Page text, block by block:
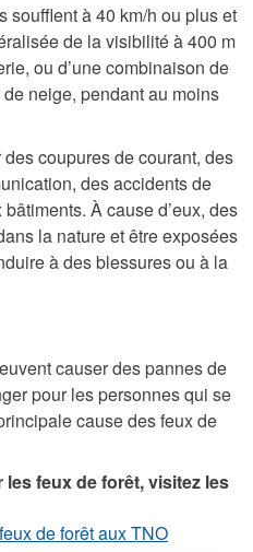
soufflent à 40 km/h ou plus et
de la visibilité à 400 m
ou d’une combinaison de
neige, pendant au moins
coupures de courant, des
des accidents de
À cause d’eux, des
la nature et être exposées
à des blessures ou à la
causer des pannes de
pour les personnes qui se
cause des feux de
feux de forêt, visitez les
de forêt aux TNO